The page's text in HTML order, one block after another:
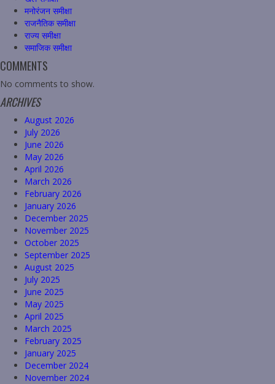
मनोरंजन समीक्षा
राजनैतिक समीक्षा
राज्य समीक्षा
समाजिक समीक्षा
COMMENTS
No comments to show.
ARCHIVES
August 2026
July 2026
June 2026
May 2026
April 2026
March 2026
February 2026
January 2026
December 2025
November 2025
October 2025
September 2025
August 2025
July 2025
June 2025
May 2025
April 2025
March 2025
February 2025
January 2025
December 2024
November 2024